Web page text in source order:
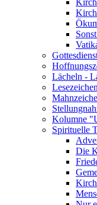
Lächeln -
Lesezeichen
Kolumne
Spirituelle
Die